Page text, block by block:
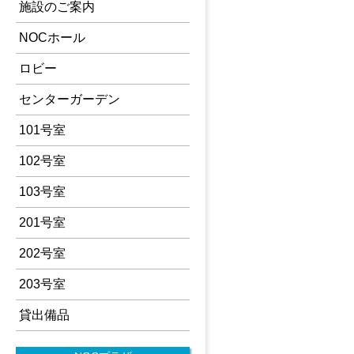
施設のご案内
NOCホール
ロビー
センターガーデン
101号室
102号室
103号室
201号室
202号室
203号室
貸出備品